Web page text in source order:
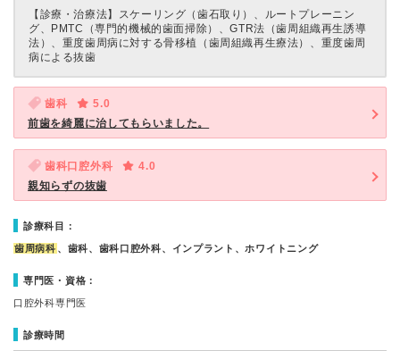
【診療・治療法】 スケーリング（歯石取り）、ルートプレーニン
グ、PMTC（専門的機械的歯面掃除）、GTR法（歯周組織再生誘導
法）、重度歯周病に対する骨移植（歯周組織再生療法）、重度歯周
病による抜歯
歯科
5.0
前歯を綺麗に治してもらいました。
歯科口腔外科
4.0
親知らずの抜歯
診療科目：
歯周病科 、歯科、歯科口腔外科、インプラント、ホワイトニング
専門医・資格：
口腔外科専門医
診療時間